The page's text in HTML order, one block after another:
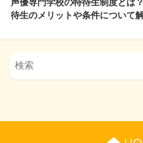
待生のメリットや条件について